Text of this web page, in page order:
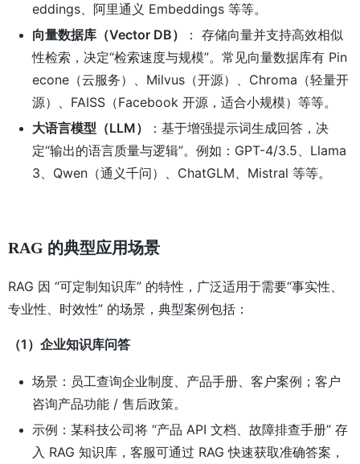
eddings、阿里通义 Embeddings 等等。
向量数据库（Vector DB）
： 存储向量并支持高效相似
性检索，决定“检索速度与规模”。常见向量数据库有 Pin
econe（云服务）、Milvus（开源）、Chroma（轻量开
源）、FAISS（Facebook 开源，适合小规模）等等。
大语言模型（LLM）
：基于增强提示词生成回答，决
定“输出的语言质量与逻辑”。例如：GPT-4/3.5、Llama
3、Qwen（通义千问）、ChatGLM、Mistral 等等。
RAG 的典型应用场景
RAG 因 “可定制知识库” 的特性，广泛适用于需要“事实性、
专业性、时效性” 的场景，典型案例包括：
（1）企业知识库问答
场景：员工查询企业制度、产品手册、客户案例；客户
咨询产品功能 / 售后政策。
示例：某科技公司将 “产品 API 文档、故障排查手册” 存
入 RAG 知识库，客服可通过 RAG 快速获取准确答案，